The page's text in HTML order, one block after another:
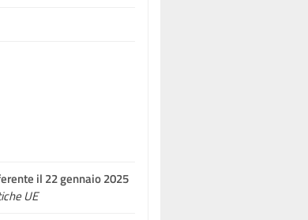
il 22 gennaio 2025
UE